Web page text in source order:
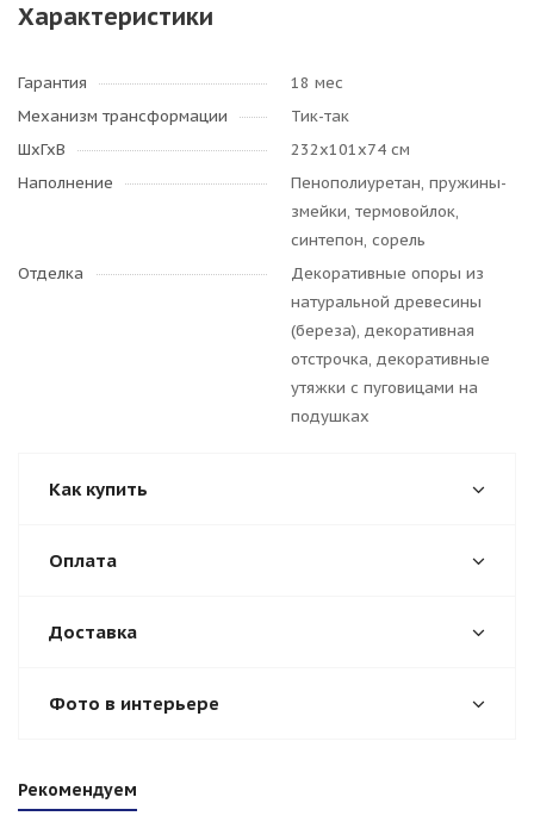
Характеристики
Гарантия
18 мес
Механизм трансформации
Тик-так
ШхГхВ
232х101х74 см
Наполнение
Пенополиуретан, пружины-
змейки, термовойлок,
синтепон, сорель
Отделка
Декоративные опоры из
натуральной древесины
(береза), декоративная
отстрочка, декоративные
утяжки с пуговицами на
подушках
Как купить
Оплата
Доставка
Фото в интерьере
Рекомендуем